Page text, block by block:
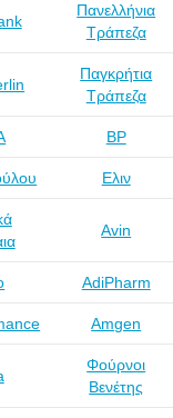
Πανελλήνια
Τράπεζα
Παγκρήτια
Τράπεζα
BP
Ελιν
Avin
AdiPharm
Amgen
Φούρνοι
Βενέτης